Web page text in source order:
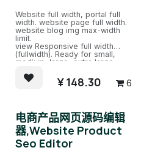
Website full width, portal full
width. website page full width.
website blog img max-width
limit.
view Responsive full width
(fullwidth). Ready for small,
medium, large, extra large
and communicate version.
¥148.30 6
电商产品网页源码编辑
器,Website Product
Seo Editor